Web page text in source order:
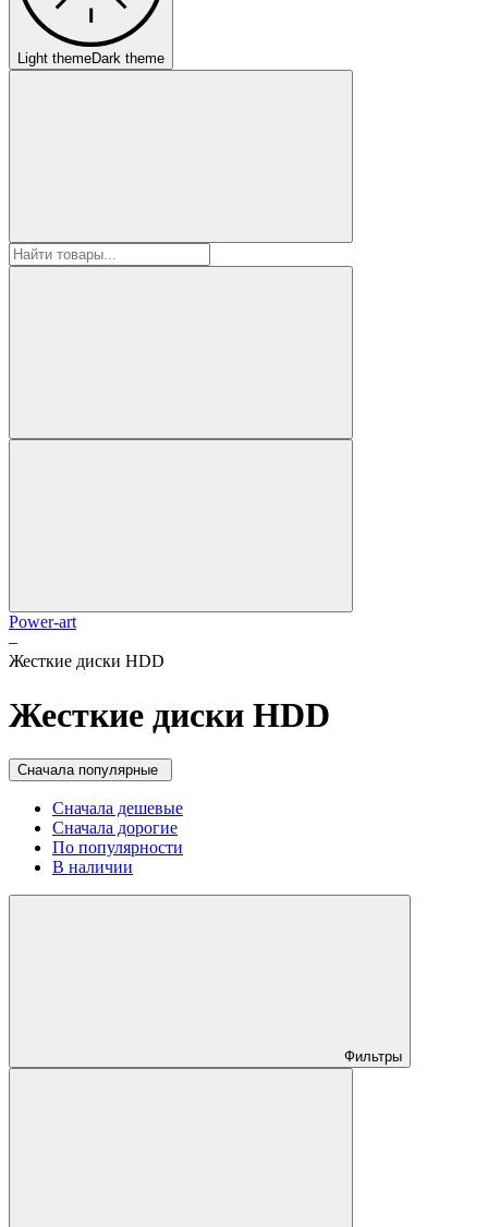
Light themeDark theme
Power-art
–
Жесткие диски HDD
Жесткие диски HDD
Cначала популярные
Сначала дешевые
Сначала дорогие
По популярности
В наличии
Фильтры